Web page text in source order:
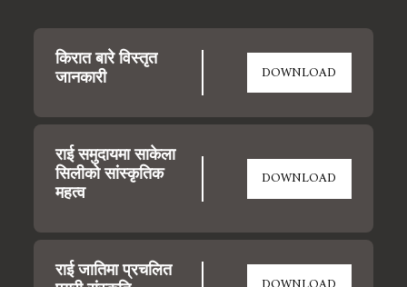
किरात बारे विस्तृत
जानकारी DOWNLOAD
राई समुदायमा साकेला
सिलीको सांस्कृतिक
महत्व
DOWNLOAD
राई जातिमा प्रचलित